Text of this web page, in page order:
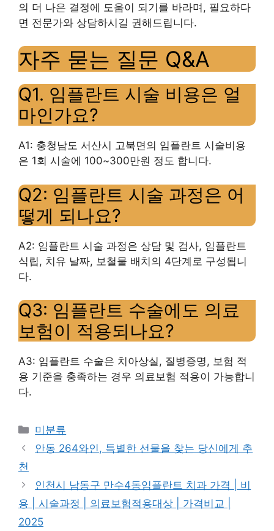
의 더 나은 결정에 도움이 되기를 바라며, 필요하다
면 전문가와 상담하시길 권해드립니다.
자주 묻는 질문 Q&A
Q1. 임플란트 시술 비용은 얼
마인가요?
A1: 충청남도 서산시 고북면의 임플란트 시술비용
은 1회 시술에 100~300만원 정도 합니다.
Q2: 임플란트 시술 과정은 어
떻게 되나요?
A2: 임플란트 시술 과정은 상담 및 검사, 임플란트
식립, 치유 날짜, 보철물 배치의 4단계로 구성됩니
다.
Q3: 임플란트 수술에도 의료
보험이 적용되나요?
A3: 임플란트 수술은 치아상실, 질병증명, 보험 적
용 기준을 충족하는 경우 의료보험 적용이 가능합니
다.
Categories
미분류
안동 264와인, 특별한 선물을 찾는 당신에게 추
천
인천시 남동구 만수4동임플란트 치과 가격 | 비
용 | 시술과정 | 의료보험적용대상 | 가격비교 |
2025